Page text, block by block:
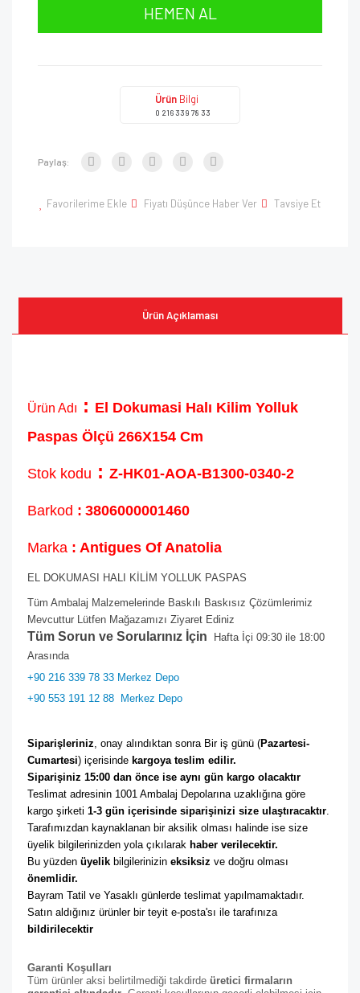
HEMEN AL
Ürün Bilgi
0 216 339 78 33
Paylaş:
Favorilerime Ekle Fiyatı Düşünce Haber Ver Tavsiye Et
Ürün Açıklaması
Ürün Adı : El Dokumasi Halı Kilim Yolluk
Paspas Ölçü 266X154 Cm
Stok kodu : Z-HK01-AOA-B1300-0340-2
Barkod : 3806000001460
Marka : Antigues Of Anatolia
EL DOKUMASI HALI KİLİM YOLLUK PASPAS
Tüm Ambalaj Malzemelerinde Baskılı Baskısız Çözümlerimiz
Mevcuttur Lütfen Mağazamızı Ziyaret Ediniz
Tüm Sorun ve Sorularınız İçin Hafta İçi 09:30 ile 18:00
Arasında
+90 216 339 78 33 Merkez Depo
+90 553 191 12 88 Merkez Depo
Siparişleriniz , onay alındıktan sonra Bir iş günü (Pazartesi-
Cumartesi) içerisinde kargoya teslim edilir.
Siparişiniz 15:00 dan önce ise aynı gün kargo olacaktır
Teslimat adresinin 1001 Ambalaj Depolarına uzaklığına göre
kargo şirketi 1-3 gün içerisinde siparişinizi size ulaştıracaktır
Tarafımızdan kaynaklanan bir aksilik olması halinde ise size
üyelik bilgilerinizden yola çıkılarak haber verilecektir.
Bu yüzden üyelik bilgilerinizin eksiksiz
önemlidir.
Bayram Tatil ve Yasaklı günlerde teslimat yapılmamaktadır.
bildirilecektir
Garanti Koşulları
Tüm ürünler aksi belirtilmediği takdirde üretici firmaların